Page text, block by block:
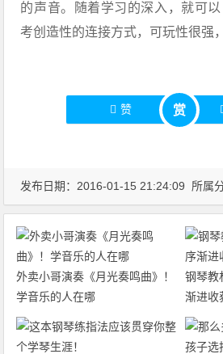
的声音。随着学习的深入，就可
考创造性的连接方式，可玩性很强
赞 赏
发布日期：2016-01-15 21:24:09 所属
外卖小哥演奏《月光奏鸣曲》！
学音乐的人在哪
钢琴教
渐进收